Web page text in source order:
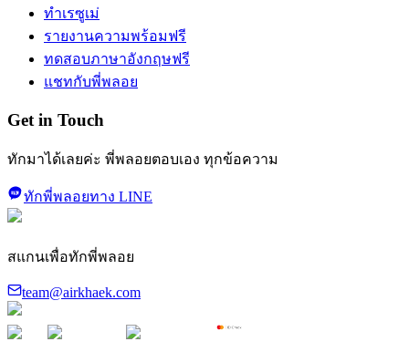
ทำเรซูเม่
รายงานความพร้อมฟรี
ทดสอบภาษาอังกฤษฟรี
แชทกับพี่พลอย
Get in Touch
ทักมาได้เลยค่ะ พี่พลอยตอบเอง ทุกข้อความ
ทักพี่พลอยทาง LINE
สแกนเพื่อทักพี่พลอย
team@airkhaek.com